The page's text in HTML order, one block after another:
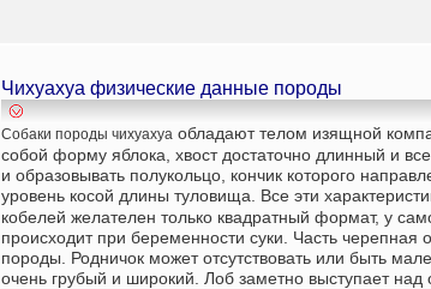
Чихуахуа физические данные породы
Собаки породы чихуахуа обладают телом изящной
собой форму яблока, хвост достаточно длинный и
и образовывать полукольцо, кончик которого
уровень косой длины туловища. Все эти
кобелей желателен только квадратный формат, у
происходит при беременности суки. Часть черепная
породы. Родничок может отсутствовать или быть
очень грубый и широкий. Лоб заметно выступает